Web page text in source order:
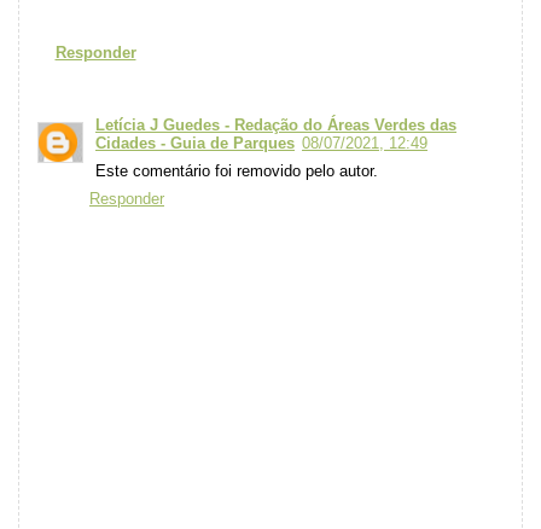
Responder
Letícia J Guedes - Redação do Áreas Verdes das
Cidades - Guia de Parques 08/07/2021, 12:49
Este comentário foi removido pelo autor.
Responder